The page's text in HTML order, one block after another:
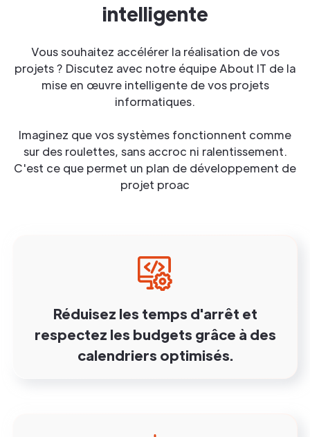
intelligente
Vous souhaitez accélérer la réalisation de vos
projets ? Discutez avec notre équipe About IT de la
mise en œuvre intelligente de vos projets
informatiques.
Imaginez que vos systèmes fonctionnent comme
sur des roulettes, sans accroc ni ralentissement.
C'est ce que permet un plan de développement de
projet proac
Réduisez les temps d'arrêt et
respectez les budgets grâce à des
calendriers optimisés.